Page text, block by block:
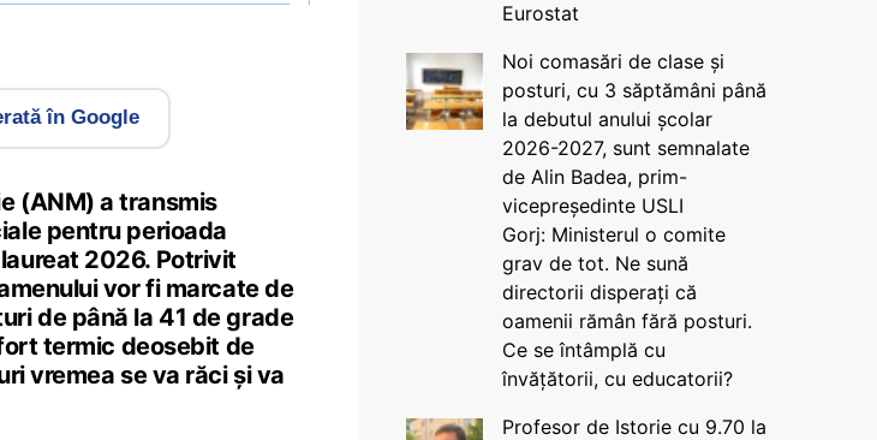
în Google
(ANM) a transmis
pentru perioada
2026. Potrivit
vor fi marcate de
de până la 41 de grade
termic deosebit de
vremea se va răci și va
Eurostat
Noi comasări de clase și
posturi, cu 3 săptămâni până
la debutul anului școlar
2026-2027, sunt semnalate
de Alin Badea, prim-
vicepreședinte USLI
Gorj: Ministerul o comite
grav de tot. Ne sună
directorii disperați că
oamenii rămân fără posturi.
Ce se întâmplă cu
învățătorii, cu educatorii?
Profesor de Istorie cu 9.70 la